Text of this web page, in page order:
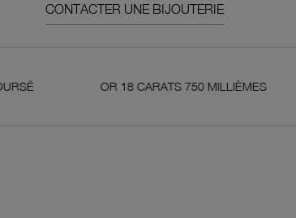
CONTACTER UNE BIJOUTERIE
OR 18 CARATS 750 MILLIÈMES